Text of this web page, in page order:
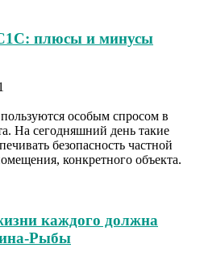
плюсы и минусы
особым спросом в
На сегодняшний день такие
безопасность частной
конкретного объекта.
каждого должна
Рыбы